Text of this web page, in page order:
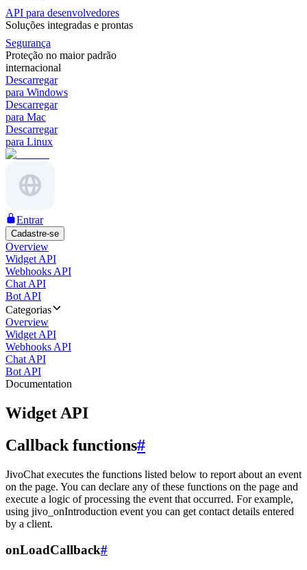
API para desenvolvedores
Soluções integradas e prontas
Segurança
Proteção no maior padrão
internacional
Descarregar
para Windows
Descarregar
para Mac
Descarregar
para Linux
Entrar
Cadastre-se
Overview
Widget API
Webhooks API
Chat API
Bot API
Categorias
Overview
Widget API
Webhooks API
Chat API
Bot API
Documentation
Widget API
Callback functions#
JivoChat executes the functions listed below to report about an event
on the page. You can declare any of these functions on the page and
execute a logic of processing the event that occurred. For example,
using jivo_onIntroduction event you can get contact details entered
by a client.
onLoadCallback#